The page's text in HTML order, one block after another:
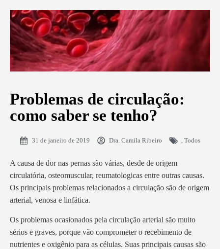
Problemas de circulação:
como saber se tenho?
31 de janeiro de 2019 Dra. Camila Ribeiro , Todos
A causa de dor nas pernas são várias, desde de origem
circulatória, osteomuscular, reumatologicas entre outras causas.
Os principais problemas relacionados a circulação são de origem
arterial, venosa e linfática.
Os problemas ocasionados pela circulação arterial são muito
sérios e graves, porque vão comprometer o recebimento de
nutrientes e oxigênio para as células. Suas principais causas são